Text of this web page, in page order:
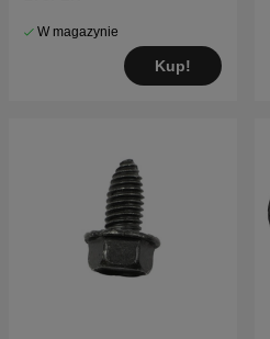
W magazynie
Kup!